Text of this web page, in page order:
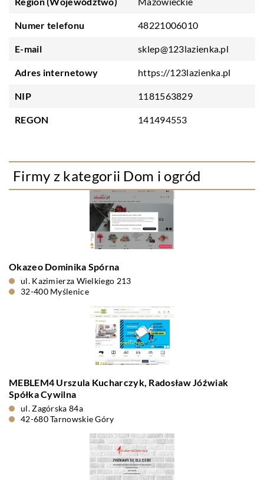
Numer telefonu 48221006010
E-mail sklep@123lazienka.pl
Adres internetowy https://123lazienka.pl
NIP 1181563829
REGON 141494553
Firmy z kategorii Dom i ogród
Okazeo Dominika Spórna
ul. Kazimierza Wielkiego 213
32-400 Myślenice
MEBLEM4 Urszula Kucharczyk, Radosław Jóźwiak
Spółka Cywilna
ul. Zagórska 84a
42-680 Tarnowskie Góry